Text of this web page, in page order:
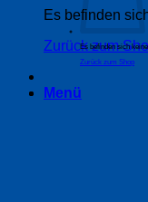
Es befinden
Zurück zum
Es befinden sich
Zurück zum Shop
Menü